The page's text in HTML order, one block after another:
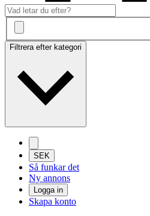
Filtrera efter kategori
SEK
Så funkar det
Ny annons
Logga in
Skapa konto